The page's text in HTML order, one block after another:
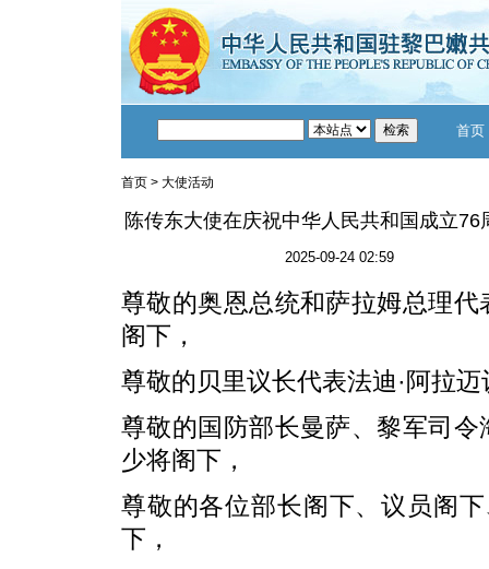
首页
首页 > 大使活动
陈传东大使在庆祝中华人民共和国成立
2025-09-24 02:59
尊敬的奥恩总统和萨拉姆总理代
阁下，
尊敬的贝里议长代表法迪·阿拉
尊敬的国防部长曼萨、黎军司令
少将阁下，
尊敬的各位部长阁下、议员阁
下，